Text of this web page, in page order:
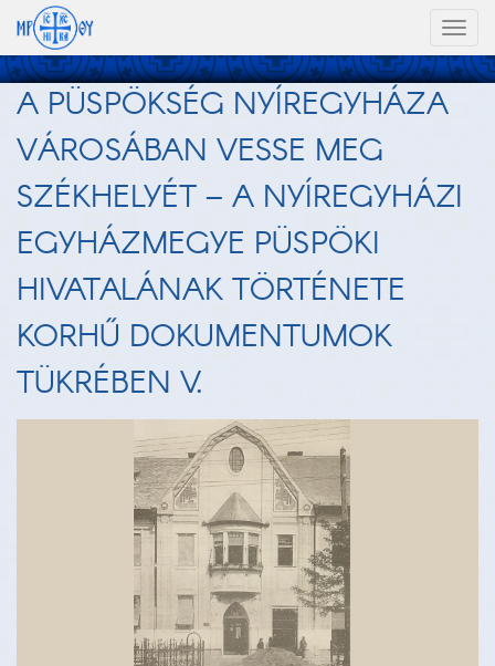
A PÜSPÖKSÉG NYÍREGYHÁZA
VÁROSÁBAN VESSE MEG
SZÉKHELYÉT – A NYÍREGYHÁZI
EGYHÁZMEGYE PÜSPÖKI
HIVATALÁNAK TÖRTÉNETE
KORHŰ DOKUMENTUMOK
TÜKRÉBEN V.